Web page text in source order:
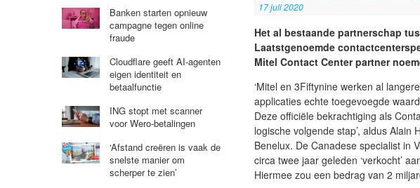
17 juli 2020
Het al bestaande partnerschap
Laatstgenoemde
Mitel Contact Center partner
‘Mitel en 3Fiftynine werken al
applicaties echte toegevoegde
Deze officiële bekrachtiging als
logische volgende stap’, aldus Alain
Benelux. De Canadese specialist in
circa twee jaar geleden ‘verkocht’
Hiermee zou een bedrag van 2
Banken starten opnieuw
campagne tegen online
fraude
Cloudflare geeft AI-agenten
eigen identiteit en
betaalfunctie
ING stopt met scanner
voor Wero-betalingen
‘Afstand creëren is vaak de
snelste manier om
scherper te zien’